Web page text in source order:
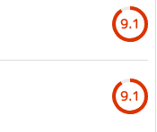
9.1
9.1